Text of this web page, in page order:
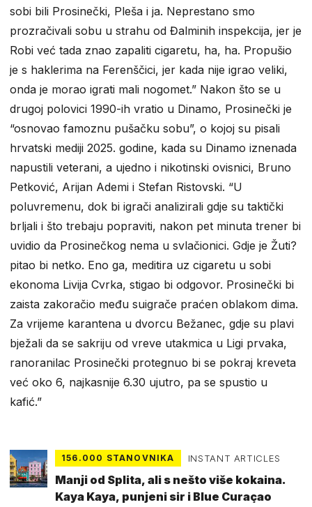
sobi bili Prosinečki, Pleša i ja. Neprestano smo
prozračivali sobu u strahu od Đalminih inspekcija, jer je
Robi već tada znao zapaliti cigaretu, ha, ha. Propušio
je s haklerima na Ferenščici, jer kada nije igrao veliki,
onda je morao igrati mali nogomet.” Nakon što se u
drugoj polovici 1990-ih vratio u Dinamo, Prosinečki je
“osnovao famoznu pušačku sobu”, o kojoj su pisali
hrvatski mediji 2025. godine, kada su Dinamo iznenada
napustili veterani, a ujedno i nikotinski ovisnici, Bruno
Petković, Arijan Ademi i Stefan Ristovski. “U
poluvremenu, dok bi igrači analizirali gdje su taktički
brljali i što trebaju popraviti, nakon pet minuta trener bi
uvidio da Prosinečkog nema u svlačionici. Gdje je Žuti?
pitao bi netko. Eno ga, meditira uz cigaretu u sobi
ekonoma Livija Cvrka, stigao bi odgovor. Prosinečki bi
zaista zakoračio među suigrače praćen oblakom dima.
Za vrijeme karantena u dvorcu Bežanec, gdje su plavi
bježali da se sakriju od vreve utakmica u Ligi prvaka,
ranoranilac Prosinečki protegnuo bi se pokraj kreveta
već oko 6, najkasnije 6.30 ujutro, pa se spustio u
kafić.”
156.000 STANOVNIKA INSTANT ARTICLES
Manji od Splita, ali s nešto više kokaina.
Kaya Kaya, punjeni sir i Blue Curaçao